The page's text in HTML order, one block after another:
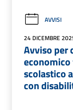
AVVISI
24 DICEMBRE
Avviso per
scolastico
con